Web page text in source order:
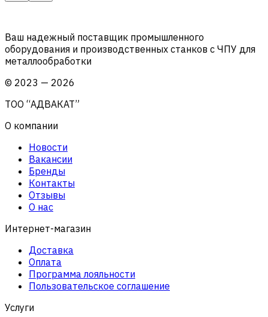
Ваш надежный поставщик промышленного
оборудования и производственных станков с ЧПУ для
металлообработки
© 2023 — 2026
ТОО “АДВАКАТ”
О компании
Новости
Вакансии
Бренды
Контакты
Отзывы
О нас
Интернет-магазин
Доставка
Оплата
Программа лояльности
Пользовательское соглашение
Услуги